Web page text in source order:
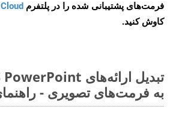
فرمت‌های پشتیبانی شده را در پلتفرم
کاوش کنید.
به فرمت‌های تصویری -